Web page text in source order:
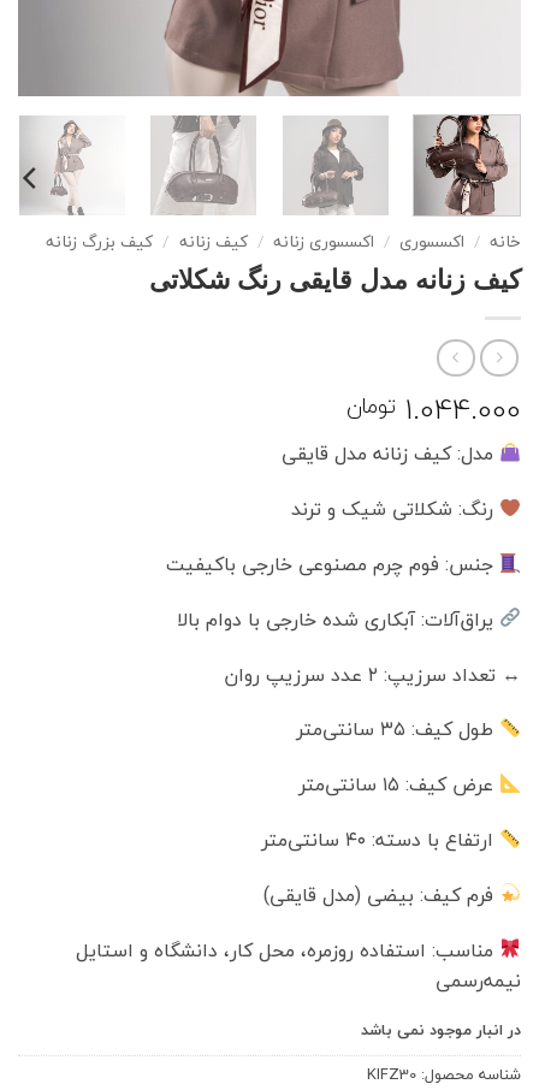
خانه / اکسسوری / اکسسوری زنانه / کیف زنانه کیف بزرگ زنانه
کیف زنانه مدل قایقی رنگ شکلاتی
1.044.000 تومان
مدل: کیف زنانه مدل قایقی
رنگ: شکلاتی شیک و ترند
جنس: فوم چرم مصنوعی خارجی باکیفیت
یراق‌آلات: آبکاری شده خارجی با دوام بالا
↔️ تعداد سرزیپ: ۲ عدد سرزیپ روان
طول کیف: ۳۵ سانتی‌متر
عرض کیف: ۱۵ سانتی‌متر
ارتفاع با دسته: ۴۰ سانتی‌متر
فرم کیف: بیضی (مدل قایقی)
مناسب: استفاده روزمره، محل کار، دانشگاه و استایل
نیمه‌رسمی
در انبار موجود نمی باشد
شناسه محصول: KIFZ30